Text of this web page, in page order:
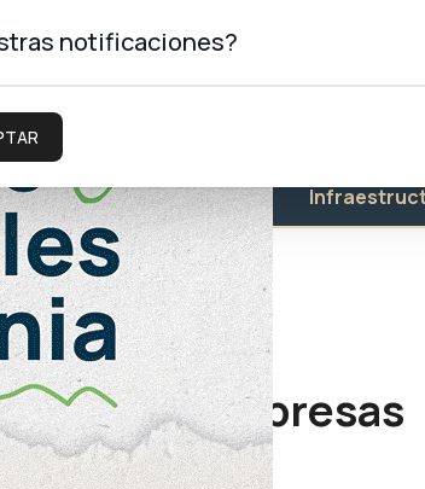
Salud
a empresas
notificaciones?